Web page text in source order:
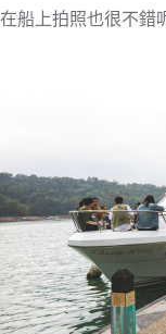
在船上拍照也很不錯